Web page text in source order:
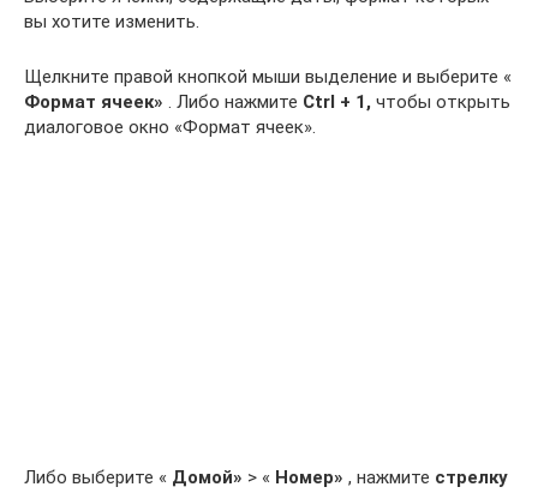
вы хотите изменить.
Щелкните правой кнопкой мыши выделение и выберите «
Формат ячеек» . Либо нажмите Ctrl + 1, чтобы открыть
диалоговое окно «Формат ячеек».
Либо выберите « Домой» > « Номер» , нажмите стрелку